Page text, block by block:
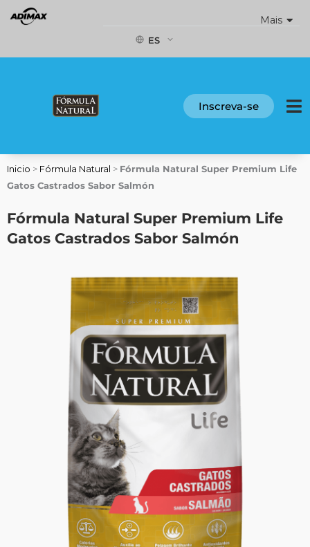
Mais
ES
Inscreva-se
Inicio > Fórmula Natural > Fórmula Natural Super Premium Life
Gatos Castrados Sabor Salmón
Fórmula Natural Super Premium Life
Gatos Castrados Sabor Salmón